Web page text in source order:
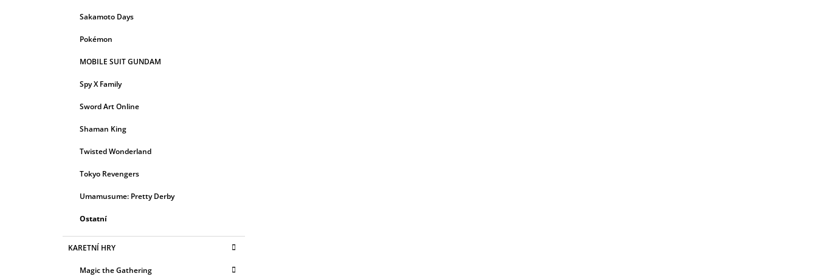
Sakamoto Days
Pokémon
MOBILE SUIT GUNDAM
Spy X Family
Sword Art Online
Shaman King
Twisted Wonderland
Tokyo Revengers
Umamusume: Pretty Derby
Ostatní
KARETNÍ HRY
Magic the Gathering